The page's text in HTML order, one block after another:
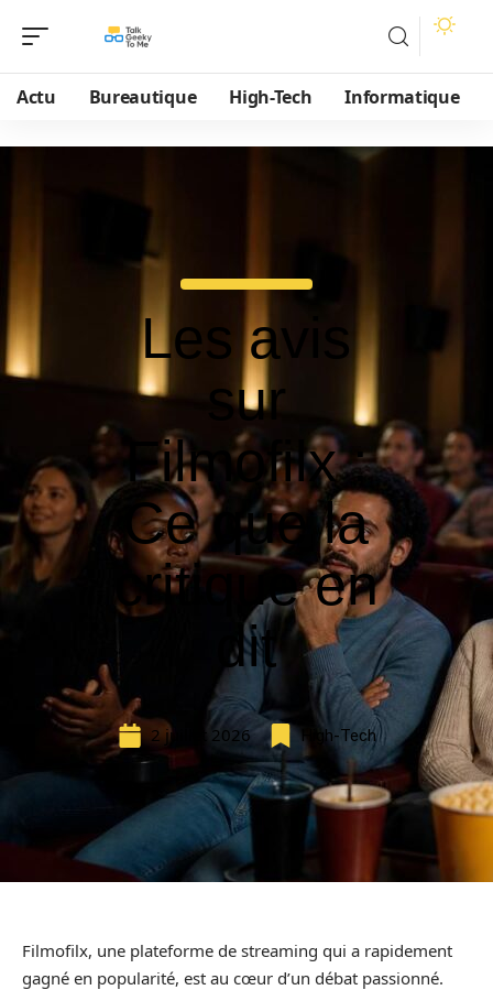
Actu Bureautique High-Tech Informatique
Les avis
sur
Filmofilx :
Ce que la
critique en
dit
2 juillet 2026 High-Tech
Filmofilx, une plateforme de streaming qui a rapidement
gagné en popularité, est au cœur d’un débat passionné.